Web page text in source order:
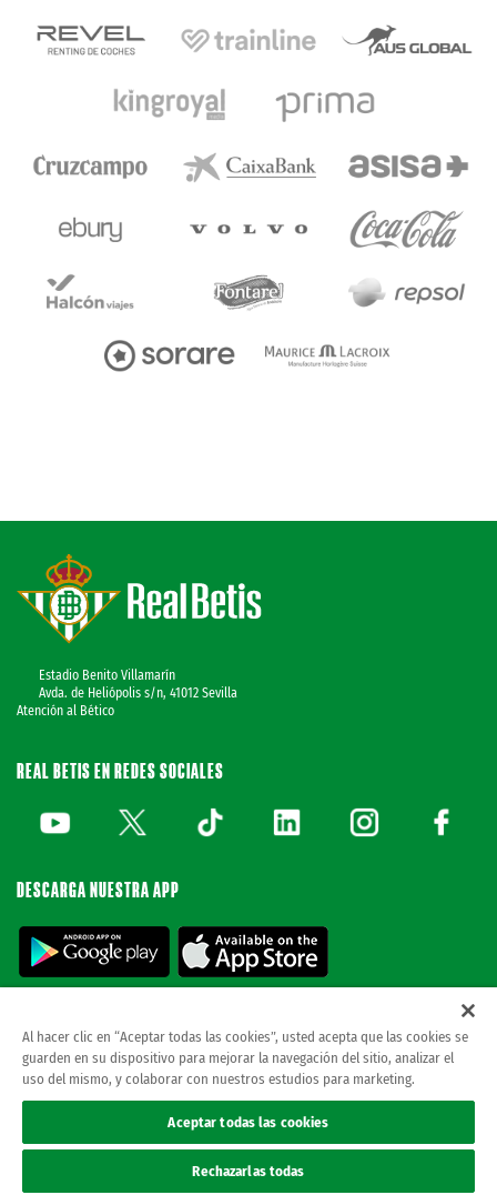
Estadio Benito Villamarín
Avda. de Heliópolis s/n, 41012 Sevilla
Atención al Bético
REAL BETIS EN REDES SOCIALES
DESCARGA NUESTRA APP
© REAL BETIS BALOMPIE.esta página web es la única oficial del real betis balompie.
todos los derechos reservados.
Al hacer clic en “Aceptar todas las cookies”, usted acepta que las cookies se
guarden en su dispositivo para mejorar la navegación del sitio, analizar el
uso del mismo, y colaborar con nuestros estudios para marketing.
Aceptar todas las cookies
Rechazarlas todas